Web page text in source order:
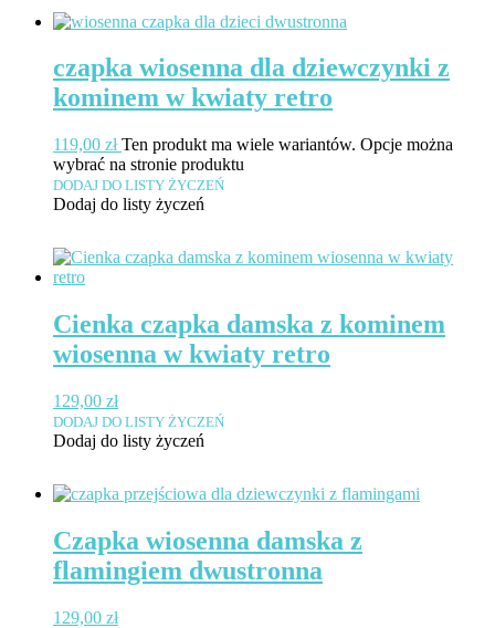
czapka wiosenna dla dziewczynki z
kominem w kwiaty retro
119,00 zł Ten produkt ma wiele wariantów. Opcje można
wybrać na stronie produktu
DODAJ DO LISTY ŻYCZEŃ
Dodaj do listy życzeń
Cienka czapka damska z kominem
wiosenna w kwiaty retro
129,00 zł
DODAJ DO LISTY ŻYCZEŃ
Dodaj do listy życzeń
Czapka wiosenna damska z
flamingiem dwustronna
129,00 zł